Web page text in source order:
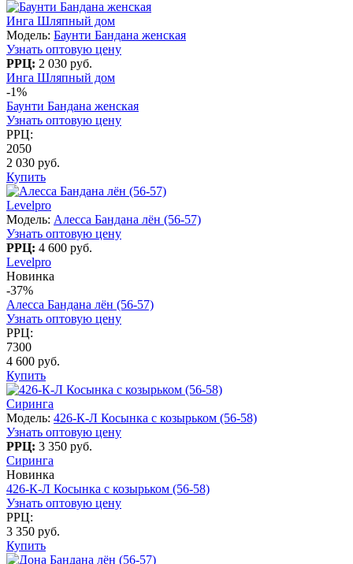
Инга Шляпный дом
Модель: Баунти Бандана женская
Узнать оптовую цену
РРЦ: 2 030 руб.
Инга Шляпный дом
-1%
Баунти Бандана женская
Узнать оптовую цену
РРЦ:
2050
2 030 руб.
Купить
Levelpro
Модель: Алесса Бандана лён (56-57)
Узнать оптовую цену
РРЦ: 4 600 руб.
Levelpro
Новинка
-37%
Алесса Бандана лён (56-57)
Узнать оптовую цену
РРЦ:
7300
4 600 руб.
Купить
Сиринга
Модель: 426-К-Л Косынка с козырьком (56-58)
Узнать оптовую цену
РРЦ: 3 350 руб.
Сиринга
Новинка
426-К-Л Косынка с козырьком (56-58)
Узнать оптовую цену
РРЦ:
3 350 руб.
Купить